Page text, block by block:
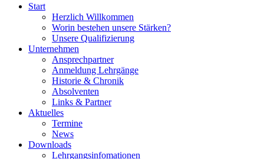
Start
Herzlich Willkommen
Worin bestehen unsere Stärken?
Unsere Qualifizierung
Unternehmen
Ansprechpartner
Anmeldung Lehrgänge
Historie & Chronik
Absolventen
Links & Partner
Aktuelles
Termine
News
Downloads
Lehrgangsinfomationen